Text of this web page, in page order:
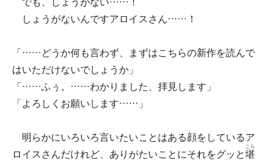
でも、しょうがない……！
しょうがないんですアロイスさん……！
「……どうか何も言わず、まずはこちらの新作を読んで
はいただけないでしょうか」
「……ふぅ。……わかりました、拝見します」
「よろしくお願いします……」
明らかにいろいろ言いたいことはある顔をしているア
ロイスさんだけれど、ありがたいことにそれをグッと堪
こら